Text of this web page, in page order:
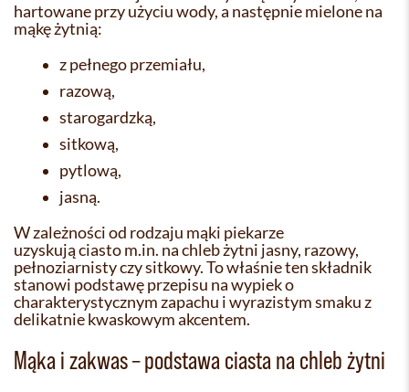
hartowane przy użyciu wody, a następnie mielone na
mąkę żytnią:
z pełnego przemiału,
razową,
starogardzką,
sitkową,
pytlową,
jasną.
W zależności od rodzaju mąki piekarze
uzyskują ciasto m.in. na chleb żytni jasny, razowy,
pełnoziarnisty czy sitkowy. To właśnie ten składnik
stanowi podstawę przepisu na wypiek o
charakterystycznym zapachu i wyrazistym smaku z
delikatnie kwaskowym akcentem.
Mąka i zakwas – podstawa ciasta na chleb żytni